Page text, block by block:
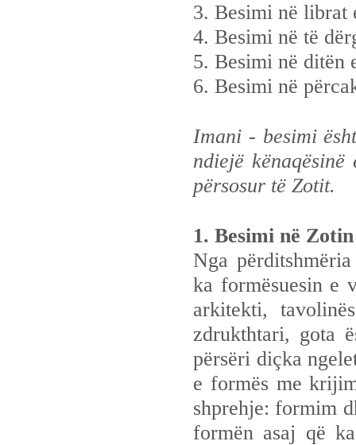
3. Besimi në librat
4. Besimi në të
5. Besimi në ditën
6. Besimi në
Imani - besimi
ndiejë
përsosur të Zotit.
1. Besimi në Zotin
Nga
ka formësuesin e
arkitekti,
zdrukthtari, gota
përsëri diçka
e formës me
shprehje: formim
formën asaj që